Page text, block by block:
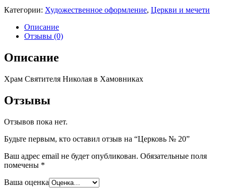
Категории: Художественное оформление, Церкви и мечети
Описание
Отзывы (0)
Описание
Храм Святителя Николая в Хамовниках
Отзывы
Отзывов пока нет.
Будьте первым, кто оставил отзыв на “Церковь № 20”
Ваш адрес email не будет опубликован. Обязательные поля
помечены *
Ваша оценка